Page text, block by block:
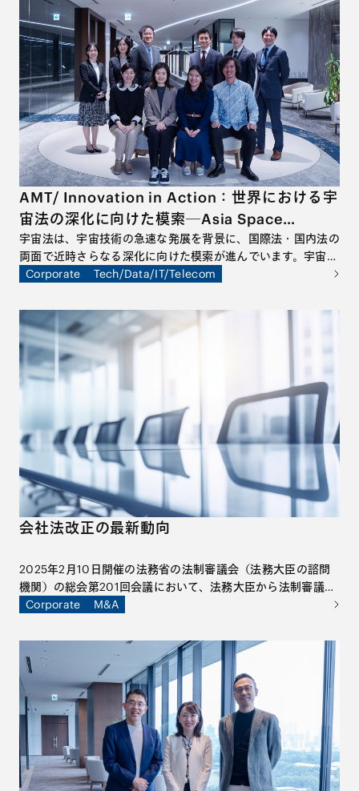
保障の観点から日本企業が直面するリスクと機会を整理すると
ともに、今後求められる実務対応について多角的な議論が交わ
されました。
AMT/ Innovation in Action：世界における宇
宙法の深化に向けた模索─Asia Space
Lawyers’ Forumの立ち上げによせて
宇宙法は、宇宙技術の急速な発展を背景に、国際法・国内法の
両面で近時さらなる深化に向けた模索が進んでいます。宇宙ビ
ジネスに関わる様々な当事者にとって、宇宙法をめぐる最新の
す。宇宙法に関するグローバルな議論を学術面から追求すべ
く、オランダのライデン大学国際航空宇宙法研究所にて客員研
究員として研究活動に従事した山田智希弁護士は、その成果を
さらに実践に活かす試みとして、アジア各国の宇宙法関係者と
共にAsia Space Lawyers’ Forumを立ち上げました。本特集
は、世界における宇宙法をめぐる近時の動向や今後の展望につ
いて取り上げた、同弁護士による寄稿です。
Corporate Tech/Data/IT/Telecom
会社法改正の最新動向
2025年2月10日開催の法務省の法制審議会（法務大臣の諮問
機関）の総会第201回会議において、法務大臣から法制審議会
に対し、「会社法制に関する諮問」（第127号）が行われ、新
こととなりました。部会での具体的な審議は、2025年4月か
ら開始されています。
Corporate M&A